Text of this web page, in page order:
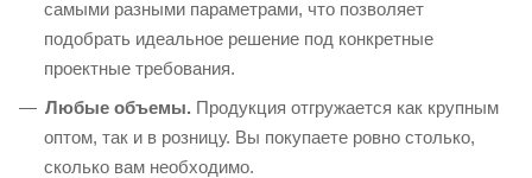
самыми разными параметрами, что позволяет
подобрать идеальное решение под конкретные
проектные требования.
Любые объемы. Продукция отгружается как крупным
оптом, так и в розницу. Вы покупаете ровно столько,
сколько вам необходимо.